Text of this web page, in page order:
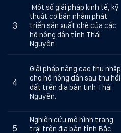
3
Một số giải pháp kinh tế, kỹ
thuật cơ bản nhằm phát
triển sản xuất chè của các
hộ nông dân tỉnh Thái
Nguyên
4
Giải pháp nâng cao thu nhập
cho hộ nông dân sau thu hồi
đất trên địa bàn tinh Thái
Nguyên.
5
Nghiên cứu mô hình trang
trại trên địa bàn tỉnh Bắc